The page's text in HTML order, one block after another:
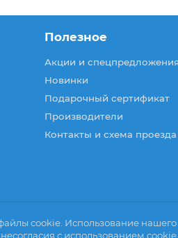
Полезное
Акции и спецпредложения
Новинки
Подарочный сертификат
Производители
Контакты и схема проезда
cookie. Использование
с использованием